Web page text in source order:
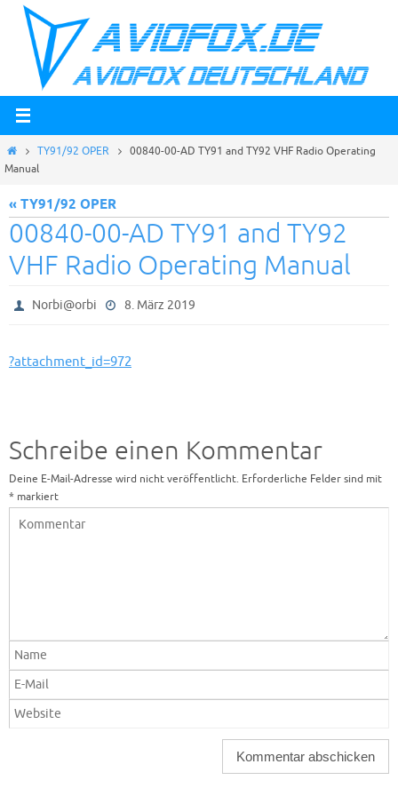
Zum
Inhalt
springen
StartTY91/92 OPER
00840-00-AD TY91 and TY92 VHF Radio Operating
Manual
« TY91/92 OPER
00840-00-AD TY91 and TY92
VHF Radio Operating Manual
Norbi@orbi 8. März 2019
?attachment_id=972
Schreibe einen Kommentar
Deine E-Mail-Adresse wird nicht veröffentlicht. Erforderliche Felder sind mit
* markiert